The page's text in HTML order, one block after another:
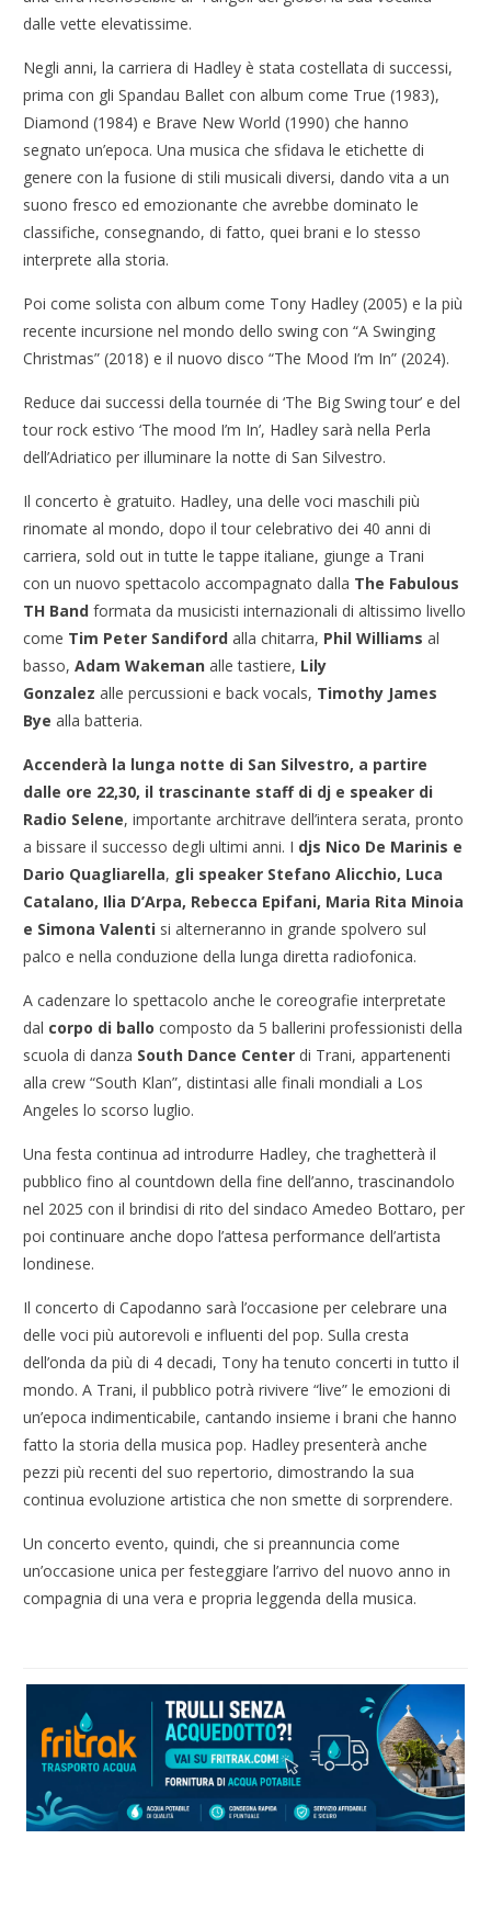
dalle vette elevatissime.
Negli anni, la carriera di Hadley è stata costellata di successi,
prima con gli Spandau Ballet con album come True (1983),
Diamond (1984) e Brave New World (1990) che hanno
segnato un’epoca. Una musica che sfidava le etichette di
genere con la fusione di stili musicali diversi, dando vita a un
suono fresco ed emozionante che avrebbe dominato le
classifiche, consegnando, di fatto, quei brani e lo stesso
interprete alla storia.
Poi come solista con album come Tony Hadley (2005) e la più
recente incursione nel mondo dello swing con “A Swinging
Christmas” (2018) e il nuovo disco “The Mood I’m In” (2024).
Reduce dai successi della tournée di ‘The Big Swing tour’ e del
tour rock estivo ‘The mood I’m In’, Hadley sarà nella Perla
dell’Adriatico per illuminare la notte di San Silvestro.
Il concerto è gratuito. Hadley, una delle voci maschili più
rinomate al mondo, dopo il tour celebrativo dei 40 anni di
carriera, sold out in tutte le tappe italiane, giunge a Trani
con un nuovo spettacolo accompagnato dalla The Fabulous
TH Band formata da musicisti internazionali di altissimo livello
come Tim Peter Sandiford alla chitarra, Phil Williams al
basso,Adam Wakeman alle tastiere, Lily
Gonzalez alle percussioni e back vocals, Timothy James
Bye alla batteria.
Accenderà la lunga notte di San Silvestro, a partire
dalle ore 22,30, il trascinante staff di dj e speaker di
Radio Selene, importante architrave dell’intera serata, pronto
a bissare il successo degli ultimi anni. I djs Nico De Marinis e
Dario Quagliarella, gli speaker Stefano Alicchio, Luca
Catalano, Ilia D’Arpa, Rebecca Epifani, Maria Rita Minoia
e Simona Valenti si alterneranno in grande spolvero sul
palco e nella conduzione della lunga diretta radiofonica.
A cadenzare lo spettacolo anche le coreografie interpretate
dal corpo di ballo composto da 5 ballerini professionisti della
scuola di danza South Dance Center di Trani, appartenenti
alla crew “South Klan”, distintasi alle finali mondiali a Los
Angeles lo scorso luglio.
Una festa continua ad introdurre Hadley, che traghetterà il
pubblico fino al countdown della fine dell’anno, trascinandolo
nel 2025 con il brindisi di rito del sindaco Amedeo Bottaro, per
poi continuare anche dopo l’attesa performance dell’artista
londinese.
Il concerto di Capodanno sarà l’occasione per celebrare una
delle voci più autorevoli e influenti del pop. Sulla cresta
dell’onda da più di 4 decadi, Tony ha tenuto concerti in tutto il
mondo. A Trani, il pubblico potrà rivivere “live” le emozioni di
un’epoca indimenticabile, cantando insieme i brani che hanno
fatto la storia della musica pop. Hadley presenterà anche
pezzi più recenti del suo repertorio, dimostrando la sua
continua evoluzione artistica che non smette di sorprendere.
Un concerto evento, quindi, che si preannuncia come
un’occasione unica per festeggiare l’arrivo del nuovo anno in
compagnia di una vera e propria leggenda della musica.